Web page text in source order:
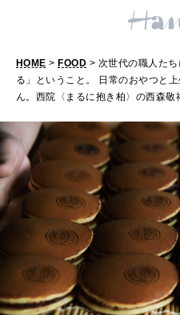
どこ
明日
[12星座別]
[12星座別]
女神まり愛の
算命学がわか
自分に
知る
HOME > FOOD > 次世代の職人た
る」ということ。 日常のおやつと
ん。西院〈まるに抱き柏〉の西森敬